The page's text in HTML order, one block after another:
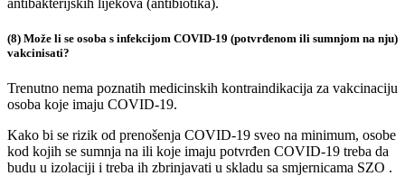
(8) Može li se osoba s infekcijom COVID-19 (potvrđenom ili sumnjom na nju)
vakcinisati?
Trenutno nema poznatih medicinskih kontraindikacija za vakcinaciju
osoba koje imaju COVID-19.
Kako bi se rizik od prenošenja COVID-19 sveo na minimum, osobe
kod kojih se sumnja na ili koje imaju potvrđen COVID-19 treba da
budu u izolaciji i treba ih zbrinjavati u skladu sa smjernicama SZO .